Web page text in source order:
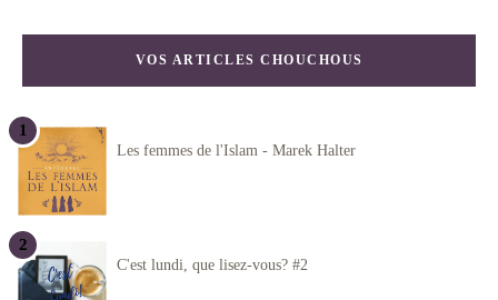
VOS ARTICLES CHOUCHOUS
Les femmes de l'Islam - Marek Halter
C'est lundi, que lisez-vous? #2